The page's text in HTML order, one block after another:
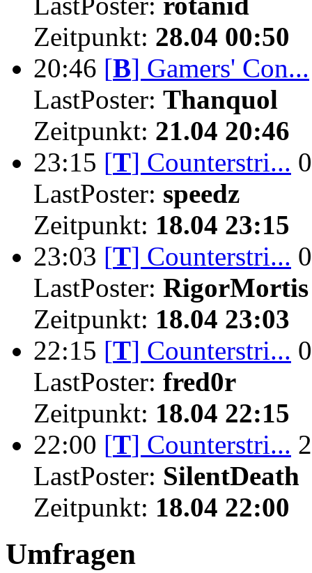
Zeitpunkt: 28.04 00:50
20:46 [B] Gamers' Con...
LastPoster: Thanquol
Zeitpunkt: 21.04 20:46
23:15 [T] Counterstri... 0
LastPoster: speedz
Zeitpunkt: 18.04 23:15
23:03 [T] Counterstri... 0
LastPoster: RigorMortis
Zeitpunkt: 18.04 23:03
22:15 [T] Counterstri... 0
LastPoster: fred0r
Zeitpunkt: 18.04 22:15
22:00 [T] Counterstri... 2
LastPoster: SilentDeath
Zeitpunkt: 18.04 22:00
Umfragen